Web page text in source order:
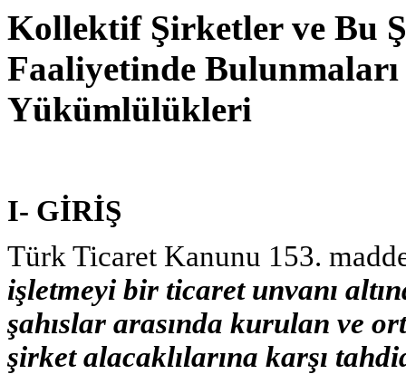
Kollektif Şirketler ve Bu
Faaliyetinde
Yükümlülükleri
I- GİRİŞ
Türk Ticaret Kanunu 153.
işletmeyi bir ticaret unvanı
şahıslar arasında kurulan ve
şirket alacaklılarına karşı